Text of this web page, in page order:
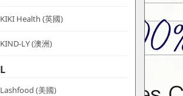
KIKI Health (英國)
KIND-LY (澳洲)
L
Lashfood (美國)